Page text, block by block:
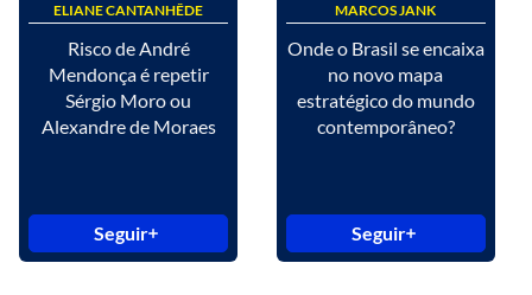
ELIANE CANTANHÊDE
Risco de André
Mendonça é repetir
Sérgio Moro ou
Alexandre de Moraes
Seguir
MARCOS JANK
Onde o Brasil se encaixa
no novo mapa
estratégico do mundo
contemporâneo?
Seguir